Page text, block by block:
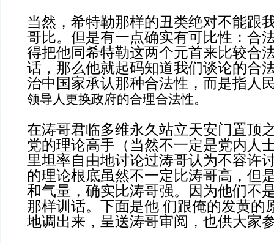
当然，希特勒那样的丑类绝对不能跟
哥比。但是有一点确实有可比性：合
得把他同希特勒这两个元首来比较合
话，那么他就起码知道我们谈论的合
治中国家承认那种合法性，而是指人
领导人更换政府的合理合法性。
在涛哥君临多维永久站立天安门置顶
党的理论高手（当然不一定是党内人
里坦率自由地讨论过涛哥认为不容许
的理论根底虽然不一定比涛哥高，但
和气量，确实比涛哥强。因为他们不
那样训话。下面是他 们跟俺的发黄的
地调出来，呈送涛哥审阅，也供大家